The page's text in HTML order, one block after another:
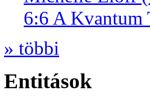
6:6 A Kvantum
» többi
Entitások